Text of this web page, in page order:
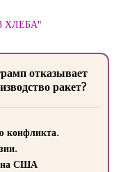
ХЛЕБА"
отказывает
ракет?
конфликта.
на США